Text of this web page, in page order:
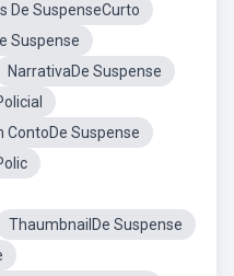
De SuspenseCurto
Suspense
NarrativaDe Suspense
ContoDe Suspense
ThaumbnailDe Suspense